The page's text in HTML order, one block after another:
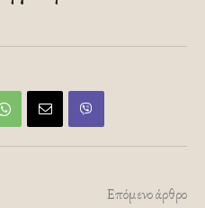
Επόμενο άρθρο